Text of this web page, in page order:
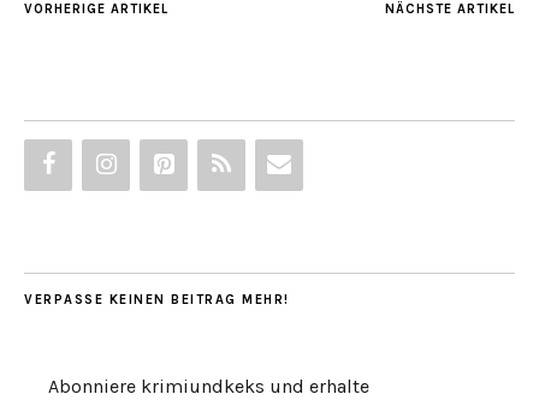
VORHERIGE ARTIKEL NÄCHSTE ARTIKEL
VERPASSE KEINEN BEITRAG MEHR!
Abonniere krimiundkeks und erhalte